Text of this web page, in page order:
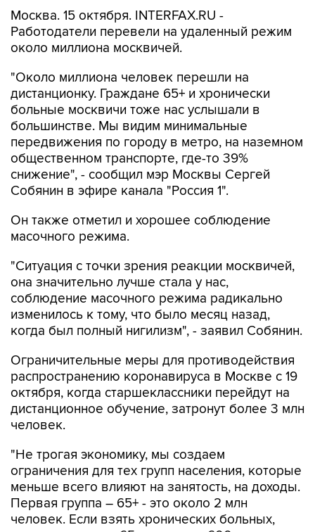
Москва. 15 октября. INTERFAX.RU -
Работодатели перевели на удаленный режим
около миллиона москвичей.
"Около миллиона человек перешли на
дистанционку. Граждане 65+ и хронически
больные москвичи тоже нас услышали в
большинстве. Мы видим минимальные
передвижения по городу в метро, на наземном
общественном транспорте, где-то 39%
снижение", - сообщил мэр Москвы Сергей
Собянин в эфире канала "Россия 1".
Он также отметил и хорошее соблюдение
масочного режима.
"Ситуация с точки зрения реакции москвичей,
она значительно лучше стала у нас,
соблюдение масочного режима радикально
изменилось к тому, что было месяц назад,
когда был полный нигилизм", - заявил Собянин.
Ограничительные меры для противодействия
распространению коронавируса в Москве с 19
октября, когда старшеклассники перейдут на
дистанционное обучение, затронут более 3 млн
человек.
"Не трогая экономику, мы создаем
ограничения для тех групп населения, которые
меньше всего влияют на занятость, на доходы.
Первая группа – 65+ - это около 2 млн
человек. Если взять хронических больных,